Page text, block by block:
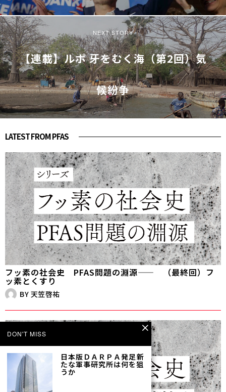
NEXT STORY
【連載】ルポ 牙をむく海（第2回）気
候紛争
LATEST FROM PFAS
フッ素の社会史 PFAS問題の淵源—— （最終回）フ
ッ素とくすり
BY 天笠啓祐
DON'T MISS
日本版ＤＡＲＰＡ発足――新
たな軍事研究所は何を狙
うか